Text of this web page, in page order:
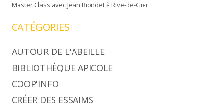
Master Class avec Jean Riondet à Rive-de-Gier
CATÉGORIES
AUTOUR DE L'ABEILLE
BIBLIOTHÈQUE APICOLE
COOP'INFO
CRÉER DES ESSAIMS